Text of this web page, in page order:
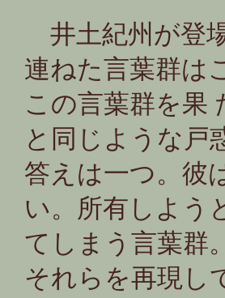
井土紀州が登
連ねた言葉群は
この言葉群を果
と同じような戸
答えは一つ。彼
い。所有しよう
てしまう言葉群
それらを再現し